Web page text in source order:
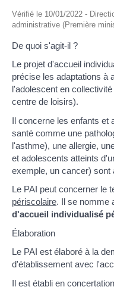
Vérifié le 10/01/2022 -
administrative (Première
De quoi s'agit-il ?
Le projet d'accueil
précise les adaptations à
l'adolescent en
centre de loisirs).
Il concerne les enfants et
santé comme une
l'asthme), une allergie,
et adolescents atteints
exemple, un cancer) sont
Le PAI peut concerner le
périscolaire. Il se nomme
d'accueil individualisé
Élaboration
Le PAI est élaboré à la
d'établissement avec
Il est établi en